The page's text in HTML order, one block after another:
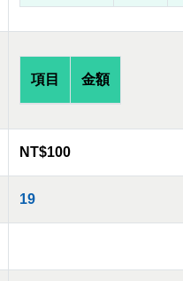
項目 金額
NT$100
19